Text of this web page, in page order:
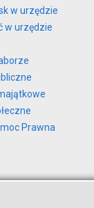
w urzędzie
w urzędzie
Prawna